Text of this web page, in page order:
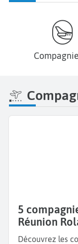
5
Réunion
Découvrez les